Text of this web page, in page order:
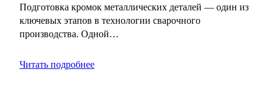
Подготовка кромок металлических деталей — один из
ключевых этапов в технологии сварочного
производства. Одной…
Читать подробнее